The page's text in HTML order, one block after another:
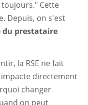
Cette
Depuis, on s'est
prestataire
la RSE ne fait
impacte directement
changer
on peut